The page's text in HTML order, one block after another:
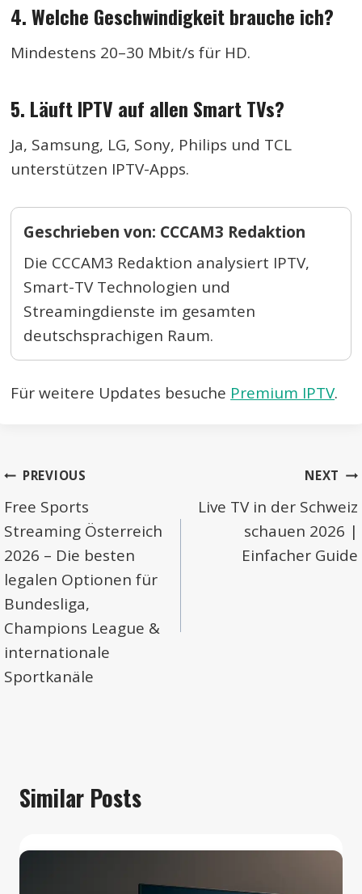
4. Welche Geschwindigkeit brauche ich?
Mindestens 20–30 Mbit/s für HD.
5. Läuft IPTV auf allen Smart TVs?
Ja, Samsung, LG, Sony, Philips und TCL
unterstützen IPTV-Apps.
Geschrieben von: CCCAM3 Redaktion
Die CCCAM3 Redaktion analysiert IPTV,
Smart-TV Technologien und
Streamingdienste im gesamten
deutschsprachigen Raum.
Für weitere Updates besuche Premium IPTV.
Post
navigation
PREVIOUS
Free Sports
Streaming Österreich
2026 – Die besten
legalen Optionen für
Bundesliga,
Champions League &
internationale
Sportkanäle
NEXT
Live TV in der Schweiz
schauen 2026 |
Einfacher Guide
Similar Posts